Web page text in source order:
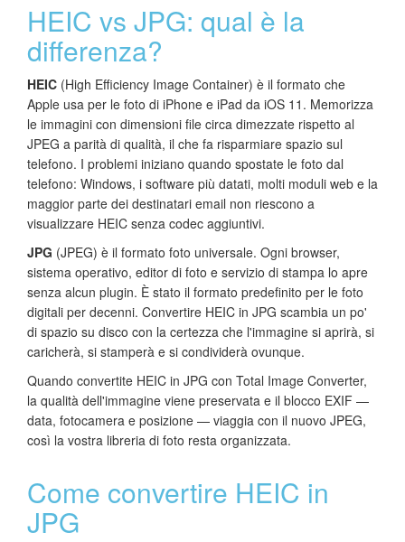
HEIC vs JPG: qual è la
differenza?
HEIC (High Efficiency Image Container) è il formato che
Apple usa per le foto di iPhone e iPad da iOS 11. Memorizza
le immagini con dimensioni file circa dimezzate rispetto al
JPEG a parità di qualità, il che fa risparmiare spazio sul
telefono. I problemi iniziano quando spostate le foto dal
telefono: Windows, i software più datati, molti moduli web e la
maggior parte dei destinatari email non riescono a
visualizzare HEIC senza codec aggiuntivi.
JPG (JPEG) è il formato foto universale. Ogni browser,
sistema operativo, editor di foto e servizio di stampa lo apre
senza alcun plugin. È stato il formato predefinito per le foto
digitali per decenni. Convertire HEIC in JPG scambia un po'
di spazio su disco con la certezza che l'immagine si aprirà, si
caricherà, si stamperà e si condividerà ovunque.
Quando convertite HEIC in JPG con Total Image Converter,
la qualità dell'immagine viene preservata e il blocco EXIF —
data, fotocamera e posizione — viaggia con il nuovo JPEG,
così la vostra libreria di foto resta organizzata.
Come convertire HEIC in
JPG